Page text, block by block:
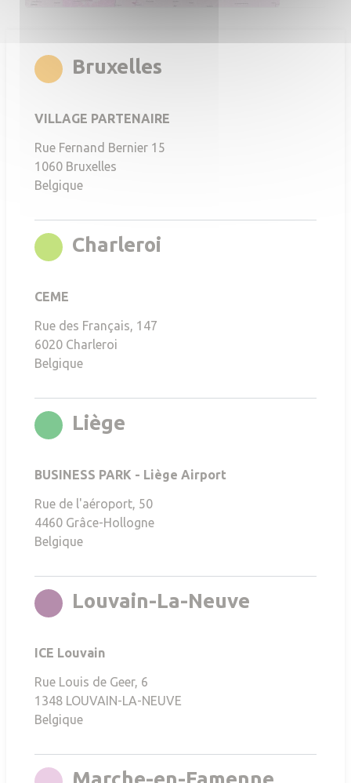
Bruxelles
VILLAGE PARTENAIRE
Rue Fernand Bernier 15
1060 Bruxelles
Belgique
Charleroi
CEME
Rue des Français, 147
6020 Charleroi
Belgique
Liège
BUSINESS PARK - Liège Airport
Rue de l'aéroport, 50
4460 Grâce-Hollogne
Belgique
Louvain-La-Neuve
ICE Louvain
Rue Louis de Geer, 6
1348 LOUVAIN-LA-NEUVE
Belgique